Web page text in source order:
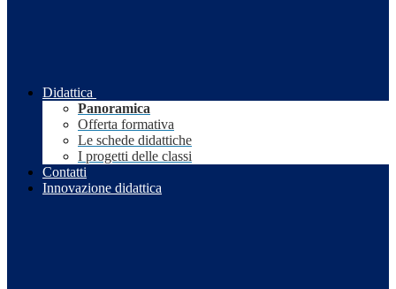
Didattica
Panoramica
Offerta formativa
Le schede didattiche
I progetti delle classi
Contatti
Innovazione didattica